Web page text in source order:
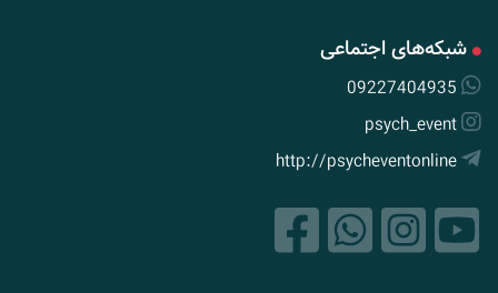
شبکه‌های اجتماعی
09227404935
psych_event
http://psycheventonline